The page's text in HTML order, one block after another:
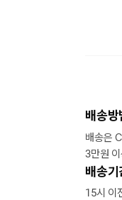
배송방
배송은
3만원
배송기
15시 이